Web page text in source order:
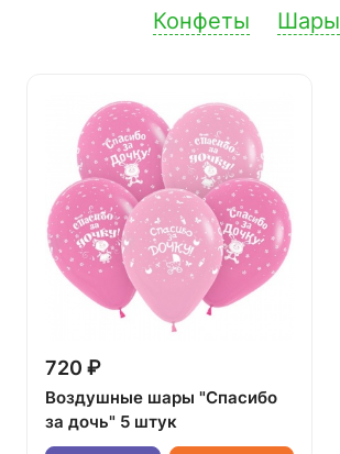
Конфеты Шары
720 ₽
Воздушные шары "Спасибо
за дочь" 5 штук